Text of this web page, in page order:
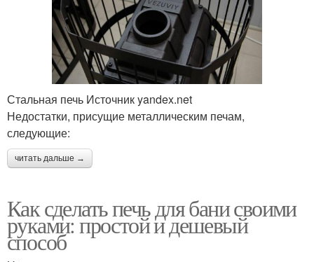
Стальная печь Источник yandex.net
Недостатки, присущие металлическим печам,
следующие:
читать дальше →
Как сделать печь для бани своими
руками: простой и дешевый
способ